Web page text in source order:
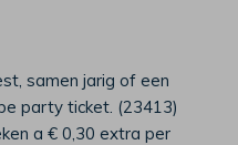
samen jarig of een
party ticket. (23413)
a € 0,30 extra per